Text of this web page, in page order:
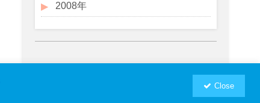
2008年
RSM汐留パートナーズWebSite
Close